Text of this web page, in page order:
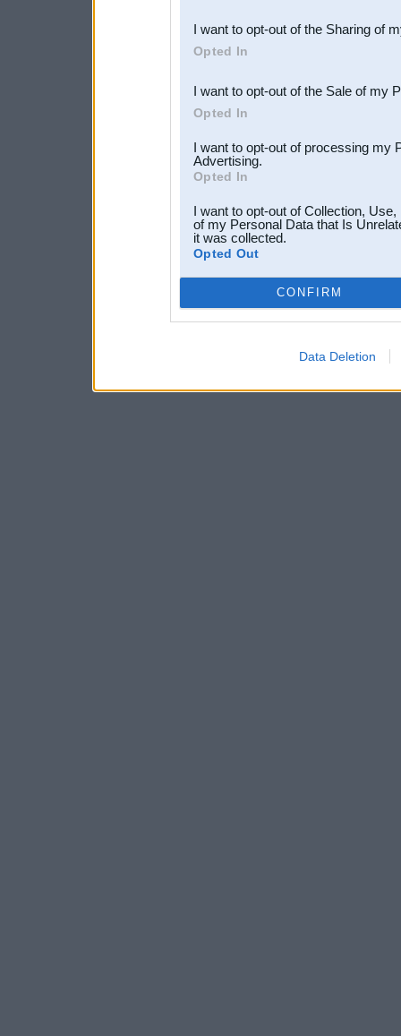
Downstream Participants
third parties.
I want to opt-out of the Sharing of
Opted In
I want to opt-out of the Sale of my
Opted In
I want to opt-out of processing my
Advertising.
Opted In
I want to opt-out of Collection,
of my Personal Data that Is
it was collected.
Opted Out
CONFIRM
Data Deletion